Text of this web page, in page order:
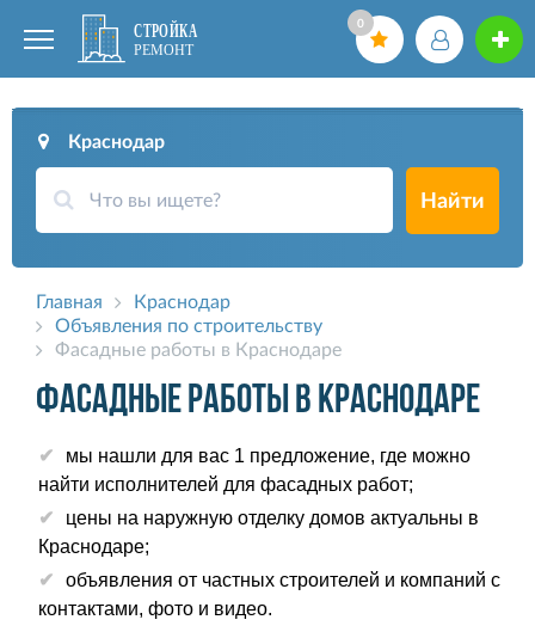
0
Краснодар
Найти
Главная
Краснодар
Объявления по строительству
Фасадные работы в Краснодаре
Фасадные работы в Краснодаре
мы нашли для вас 1 предложение, где можно
найти исполнителей для фасадных работ;
цены на наружную отделку домов актуальны в
Краснодаре;
объявления от частных строителей и компаний с
контактами, фото и видео.